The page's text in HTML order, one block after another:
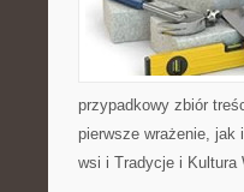
przypadkowy zbiór
pierwsze wrażenie, jak
wsi i Tradycje i